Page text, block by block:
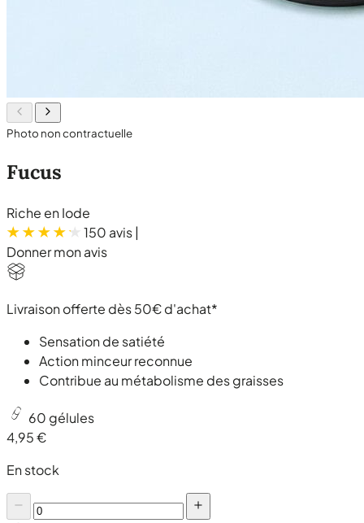
Photo non contractuelle
Fucus
Riche en Iode
150 avis|
Donner mon avis
Livraison offerte dès 50€ d'achat*
Sensation de satiété
Action minceur reconnue
Contribue au métabolisme des graisses
60 gélules
4,95 €
En stock